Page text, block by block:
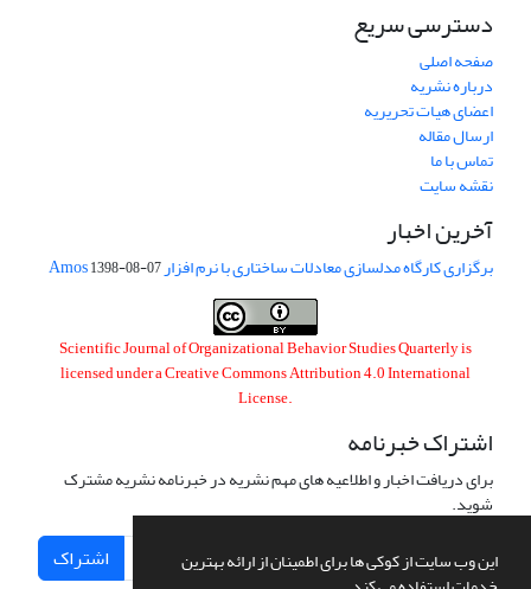
این وب سایت از کوکی ها برای اطمینان از ارائه بهترین
دسترسی سریع
صفحه اصلی
درباره نشریه
اعضای هیات تحریریه
ارسال مقاله
تماس با ما
نقشه سایت
آخرین اخبار
برگزاری کارگاه مدلسازی معادلات ساختاری با نرم افزار Amos1398-08-07
Scientific Journal of Organizational Behavior Studies Quarterly is
licensed under aCreative Commons Attribution 4.0 International
License.
اشتراک خبرنامه
برای دریافت اخبار و اطلاعیه های مهم نشریه در خبرنامه نشریه مشترک
شوید.
اشتراک